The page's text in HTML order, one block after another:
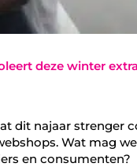
deze winter
dit najaar strenger
Wat mag
en consumenten?